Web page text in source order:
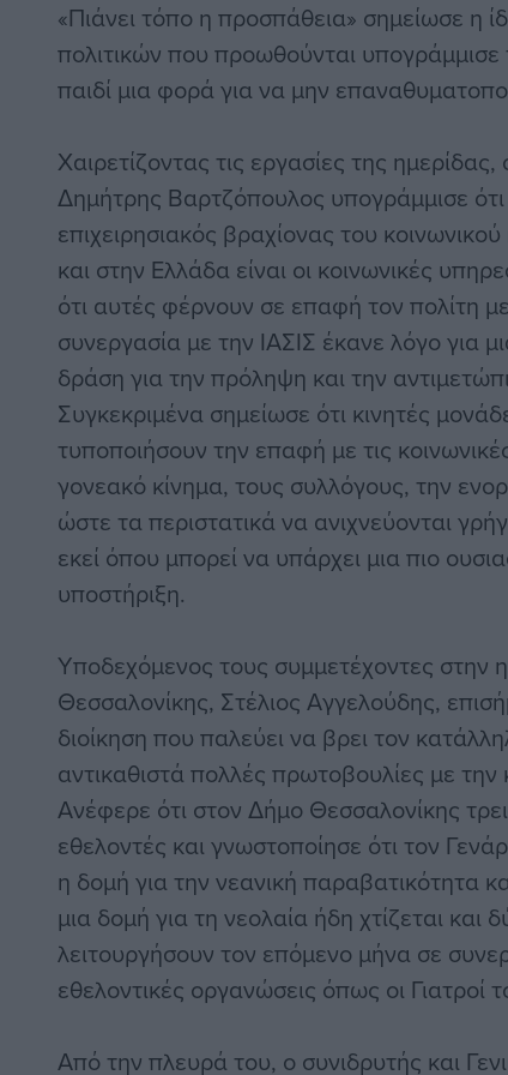
«Πιάνει τόπο η προσπάθεια» σημείωσε η
πολιτικών που προωθούνται
παιδί μια φορά για να μην
Χαιρετίζοντας τις εργασίες της
Δημήτρης Βαρτζόπουλος υπογράμμισε
επιχειρησιακός βραχίονας του
και στην Ελλάδα είναι οι κοινωνικές
ότι αυτές φέρνουν σε επαφή τον πολίτη
συνεργασία με την ΙΑΣΙΣ έκανε λόγο για
δράση για την πρόληψη και την
Συγκεκριμένα σημείωσε ότι κινητές
τυποποιήσουν την επαφή με τις
γονεακό κίνημα, τους συλλόγους, την
ώστε τα περιστατικά να ανιχνεύονται
εκεί όπου μπορεί να υπάρχει μια πιο
υποστήριξη.
Υποδεχόμενος τους συμμετέχοντες στην
Θεσσαλονίκης, Στέλιος Αγγελούδης,
διοίκηση που παλεύει να βρει τον
αντικαθιστά πολλές πρωτοβουλίες με την
Ανέφερε ότι στον Δήμο Θεσσαλονίκης
εθελοντές και γνωστοποίησε ότι τον
η δομή για την νεανική παραβατικότητα
μια δομή για τη νεολαία ήδη χτίζεται και
λειτουργήσουν τον επόμενο μήνα σε
εθελοντικές οργανώσεις όπως οι Γιατροί
Από την πλευρά του, ο συνιδρυτής και